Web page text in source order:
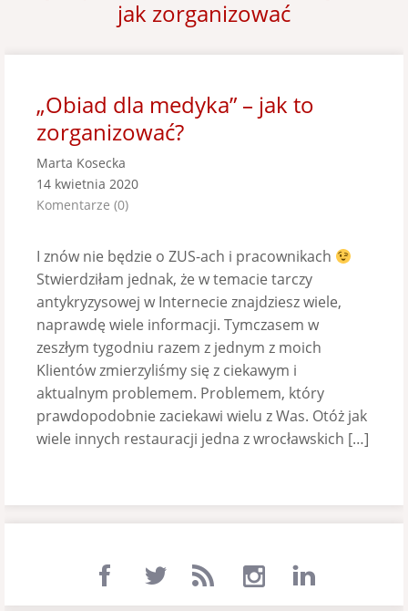
jak zorganizować
„Obiad dla medyka” – jak to
zorganizować?
Marta Kosecka
14 kwietnia 2020
Komentarze (0)
I znów nie będzie o ZUS-ach i pracownikach
Stwierdziłam jednak, że w temacie tarczy
antykryzysowej w Internecie znajdziesz wiele,
naprawdę wiele informacji. Tymczasem w
zeszłym tygodniu razem z jednym z moich
Klientów zmierzyliśmy się z ciekawym i
aktualnym problemem. Problemem, który
prawdopodobnie zaciekawi wielu z Was. Otóż jak
wiele innych restauracji jedna z wrocławskich […]